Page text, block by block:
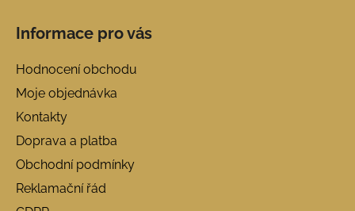
Informace pro vás
Hodnocení obchodu
Moje objednávka
Kontakty
Doprava a platba
Obchodní podmínky
Reklamační řád